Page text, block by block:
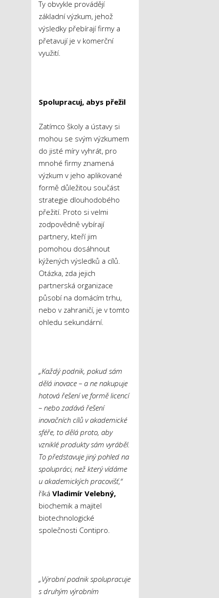
Ty obvykle provádějí
základní výzkum, jehož
výsledky přebírají firmy a
přetavují je v komerční
využití.
Spolupracuj, abys přežil
Zatímco školy a ústavy si
mohou se svým výzkumem
do jisté míry vyhrát, pro
mnohé firmy znamená
výzkum v jeho aplikované
formě důležitou součást
strategie dlouhodobého
přežití. Proto si velmi
zodpovědně vybírají
partnery, kteří jim
pomohou dosáhnout
kýžených výsledků a cílů.
Otázka, zda jejich
partnerská organizace
působí na domácím trhu,
nebo v zahraničí, je v tomto
ohledu sekundární.
„Každý podnik, pokud sám
dělá inovace – a ne nakupuje
hotová řešení ve formě licencí
– nebo zadává řešení
inovačních cílů v akademické
sféře, to dělá proto, aby
vzniklé produkty sám vyráběl.
To představuje jiný pohled na
spolupráci, než který vídáme
u akademických pracovišť,“
říká Vladimír Velebný,
biochemik a majitel
biotechnologické
společnosti Contipro.
„Výrobní podnik spolupracuje
s druhým výrobním